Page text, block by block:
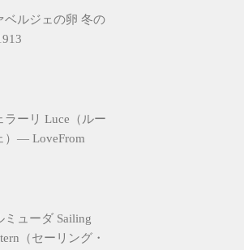
ベルジェの卵 冬の
ラーリ Luce（ルー
）— LoveFrom
ミューダ Sailing
（セーリング・